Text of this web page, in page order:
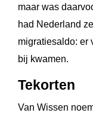
maar was
had Nederland
migratiesaldo: er
bij kwamen.
Tekorten
Van Wissen